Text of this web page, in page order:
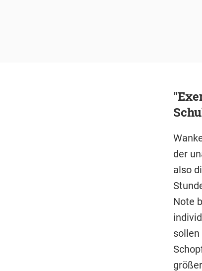
der
also
Note
sollen